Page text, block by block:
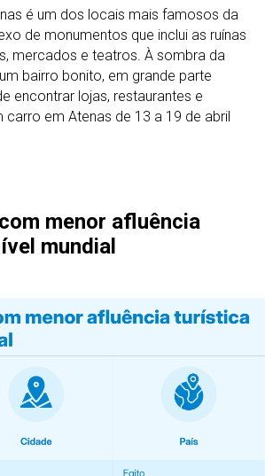
é um dos locais mais famosos da
de monumentos que inclui as ruínas
mercados e teatros. À sombra da
bairro bonito, em grande parte
encontrar lojas, restaurantes e
carro em Atenas de 13 a 19 de abril
menor afluência
mundial